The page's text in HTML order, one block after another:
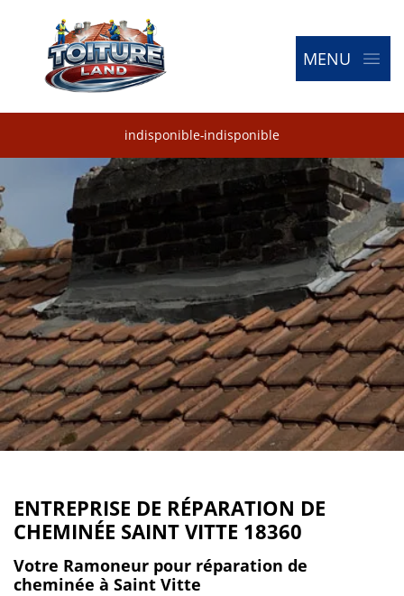
MENU
indisponible-indisponible
ENTREPRISE DE RÉPARATION DE
CHEMINÉE SAINT VITTE 18360
Votre Ramoneur pour réparation de
cheminée à Saint Vitte